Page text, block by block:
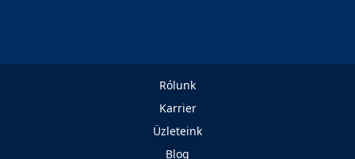
Rólunk
Karrier
Üzleteink
Blog